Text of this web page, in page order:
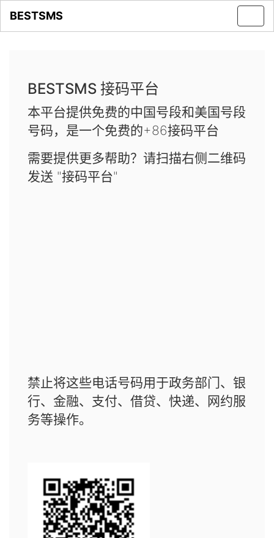
BESTSMS
BESTSMS 接码平台
本平台提供免费的中国号段和美国号段
号码，是一个免费的+86接码平台
需要提供更多帮助？请扫描右侧二维码
发送 "接码平台"
禁止将这些电话号码用于政务部门、银
行、金融、支付、借贷、快递、网约服
务等操作。